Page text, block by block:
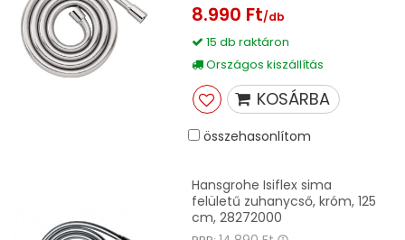
8.990 Ft/db
15 db raktáron
Országos kiszállítás
KOSÁRBA
összehasonlítom
Hansgrohe Isiflex sima
felületű zuhanycső, króm, 125
cm, 28272000